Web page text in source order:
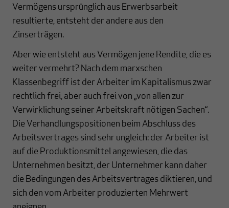
Vermögens ursprünglich aus Erwerbsarbeit
resultierte, entsteht der andere aus den
Zinserträgen.
Aber wie entsteht aus Vermögen jene Rendite, die es
weiter vermehrt? Nach dem marxschen
Klassenbegriff ist der Arbeiter im Kapitalismus zwar
rechtlich frei, aber auch frei von „von allen zur
Verwirklichung seiner Arbeitskraft nötigen Sachen“.
Die Verhandlungspositionen beim Abschluss des
Arbeitsvertrages sind sehr ungleich: der Arbeiter ist
auf die Produktionsmittel angewiesen, die das
Unternehmen besitzt, der Unternehmer kann daher
die Bedingungen des Arbeitsvertrages diktieren, und
sich den vom Arbeiter produzierten Mehrwert